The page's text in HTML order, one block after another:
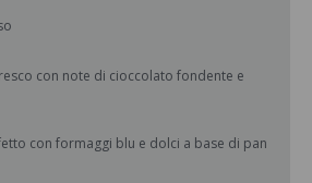
con note di cioccolato fondente e
con formaggi blu e dolci a base di pan